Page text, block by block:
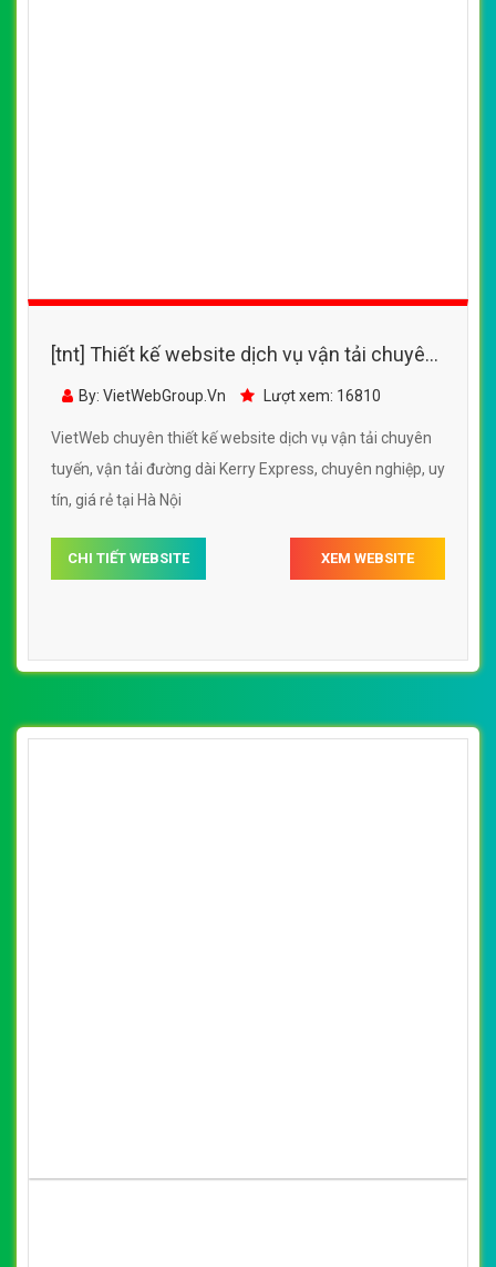
[tnt] Thiết kế website dịch vụ vận tải chuyên
tuyến, vận tải đường dài Kerry Express
By: VietWebGroup.Vn Lượt xem: 16810
VietWeb chuyên thiết kế website dịch vụ vận tải chuyên
tuyến, vận tải đường dài Kerry Express, chuyên nghiệp, uy
tín, giá rẻ tại Hà Nội
CHI TIẾT WEBSITE XEM WEBSITE